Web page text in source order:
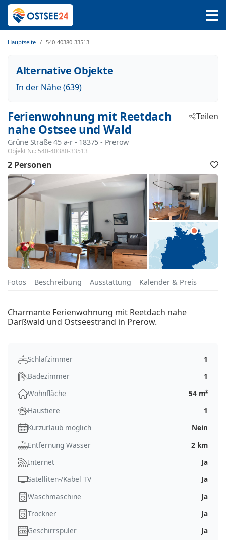
Hauptseite 540-40380-33513
Alternative Objekte
In der Nähe (639)
Ferienwohnung mit Reetdach
nahe Ostsee und Wald
Grüne Straße 45 a-r - 18375 - Prerow
Objekt Nr.: 540-40380-33513
Teilen
2 Personen
Fotos Beschreibung Ausstattung Kalender & Preis
Charmante Ferienwohnung mit Reetdach nahe
Darßwald und Ostseestrand in Prerow.
Schlafzimmer
1
Badezimmer
1
Wohnfläche
54 m²
Haustiere
1
Kurzurlaub möglich
Nein
Entfernung Wasser
2 km
Internet
Ja
Satelliten-/Kabel TV
Ja
Waschmaschine
Ja
Trockner
Ja
Geschirrspüler
Ja